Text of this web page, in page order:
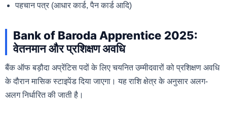
पहचान पत्र (आधार कार्ड, पैन कार्ड आदि)
Bank of Baroda Apprentice 2025:
वेतनमान और प्रशिक्षण अवधि
बैंक ऑफ बड़ौदा अप्रेंटिस पदों के लिए चयनित उम्मीदवारों को प्रशिक्षण अवधि
के दौरान मासिक स्टाइपेंड दिया जाएगा। यह राशि क्षेत्र के अनुसार अलग-
अलग निर्धारित की जाती है।